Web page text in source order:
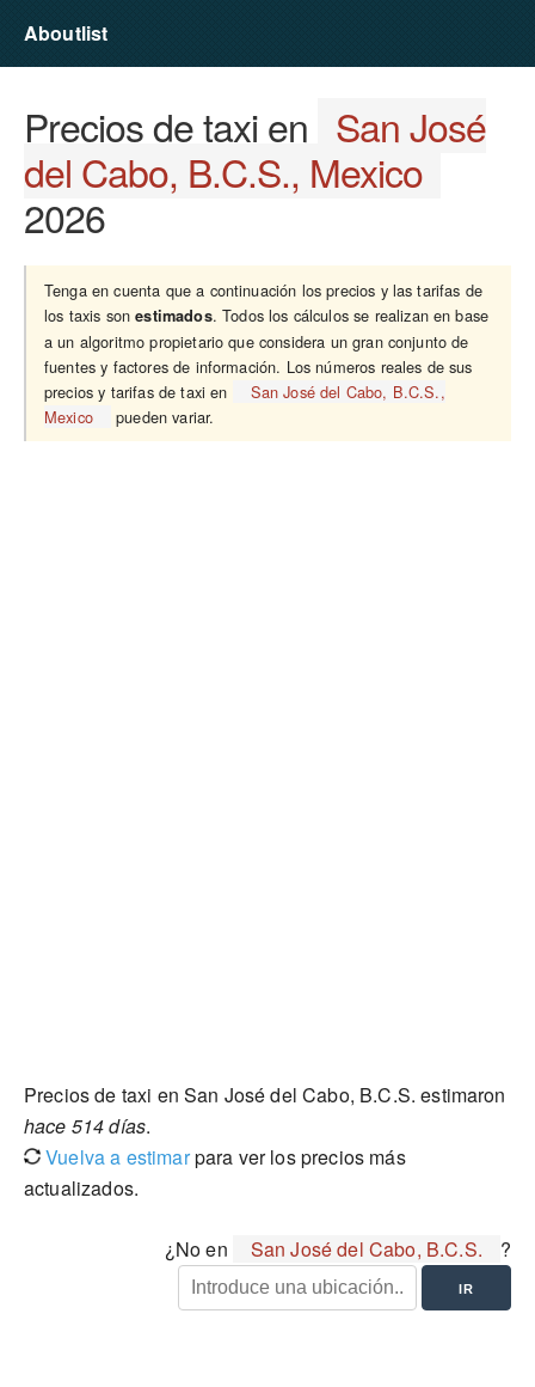
Aboutlist
Precios de taxi en San José
del Cabo, B.C.S., Mexico
2026
Tenga en cuenta que a continuación los precios y las tarifas de
los taxis sonestimados. Todos los cálculos se realizan en base
a un algoritmo propietario que considera un gran conjunto de
fuentes y factores de información. Los números reales de sus
precios y tarifas de taxi en
San José del Cabo, B.C.S.,
Mexico
pueden variar.
Precios de taxi en San José del Cabo, B.C.S. estimaron
hace 514 días.
Vuelva a estimarpara ver los precios más
actualizados.
¿No en San José del Cabo, B.C.S. ?